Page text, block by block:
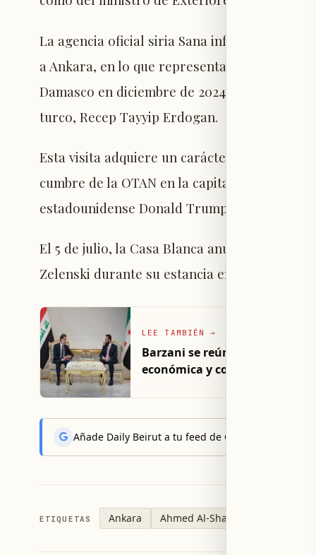
La agencia oficial siria Sana informó que Al-
a Ankara, en lo que representa su cuarta
Damasco en diciembre de 2024. Se espera
turco, Recep Tayyip Erdogan.
Esta visita adquiere un carácter particular
cumbre de la OTAN en la capital turca,
estadounidense Donald Trump.
El 5 de julio, la Casa Blanca anunció que
Zelenski durante su estancia en Turquía.
LEE TAMBIÉN →
Barzani se reúne con el
económica y coordinación
Añade Daily Beirut a tu feed de Google News y
ETIQUETAS Ankara Ahmed Al-Shara